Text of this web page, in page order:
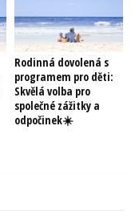
Rodinná dovolená s
programem pro děti:
Skvělá volba pro
společné zážitky a
odpočinek☀️